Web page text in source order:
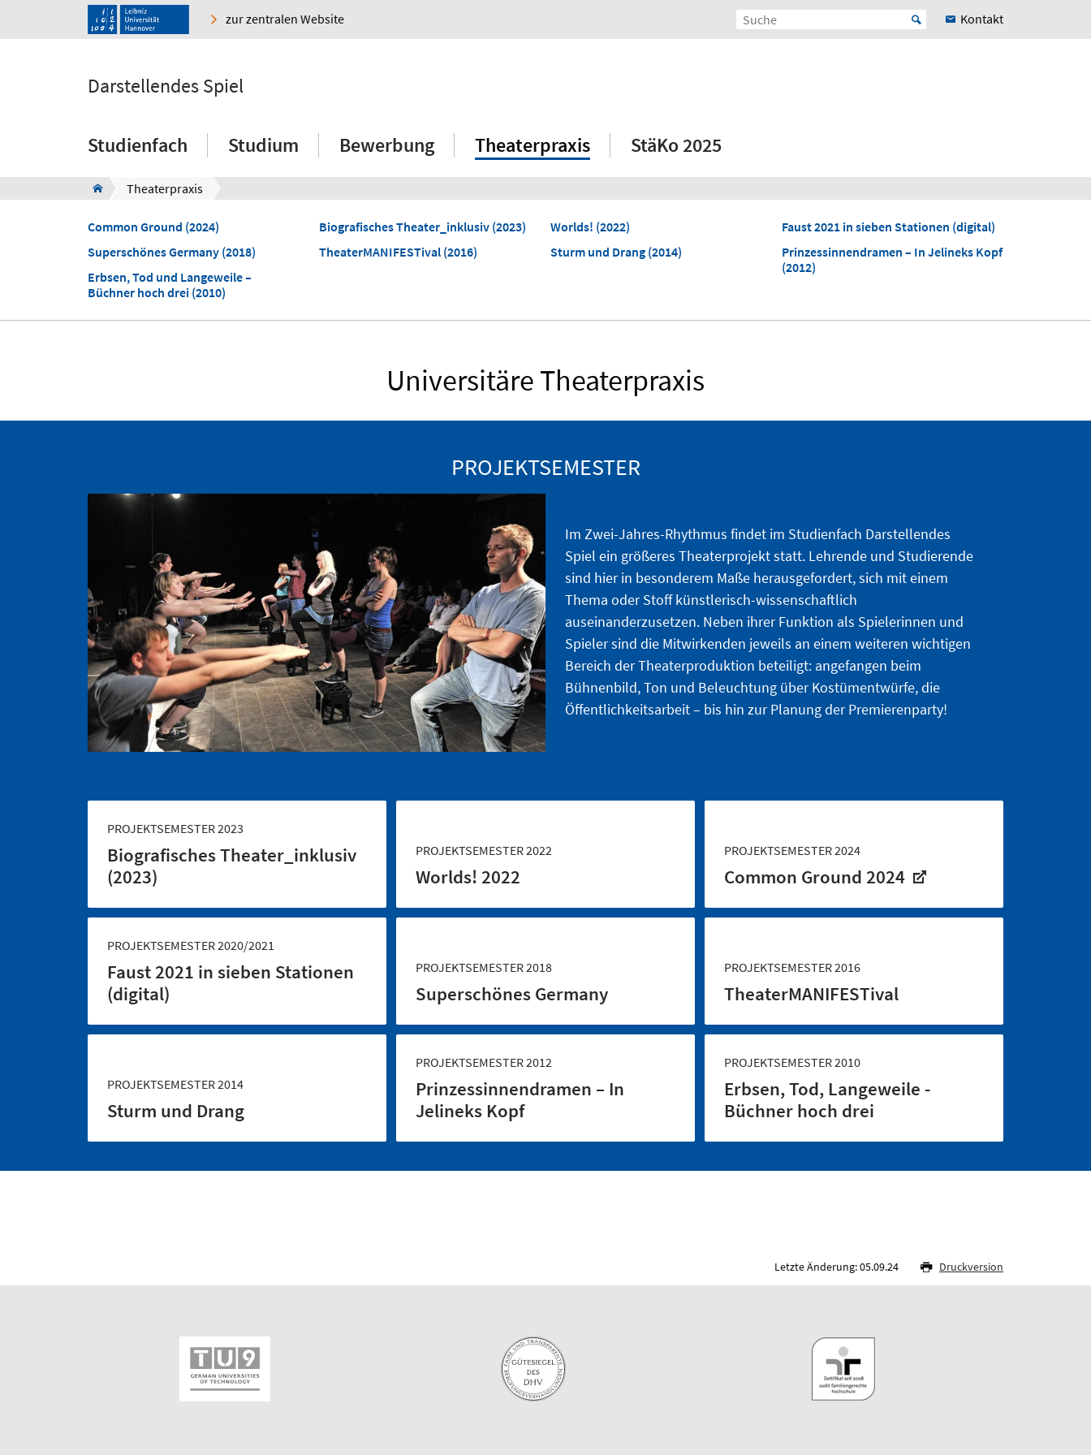
zur zentralen Website Kontakt
Darstellendes Spiel
Studienfach Studium Bewerbung Theaterpraxis StäKo 2025
Theaterpraxis
Common Ground (2024)
Superschönes Germany (2018)
Erbsen, Tod und Langeweile –
Büchner hoch drei (2010)
Biografisches Theater_inklusiv (2023)
TheaterMANIFESTival (2016)
Worlds! (2022)
Sturm und Drang (2014)
Faust 2021 in sieben Stationen (digital)
Prinzessinnendramen – In Jelineks Kopf
(2012)
Universitäre Theaterpraxis
PROJEKTSEMESTER
Im Zwei-Jahres-Rhythmus findet im Studienfach Darstellendes
Spiel ein größeres Theaterprojekt statt. Lehrende und Studierende
sind hier in besonderem Maße herausgefordert, sich mit einem
Thema oder Stoff künstlerisch-wissenschaftlich
auseinanderzusetzen. Neben ihrer Funktion als Spielerinnen und
Spieler sind die Mitwirkenden jeweils an einem weiteren wichtigen
Bereich der Theaterproduktion beteiligt: angefangen beim
Bühnenbild, Ton und Beleuchtung über Kostümentwürfe, die
Öffentlichkeitsarbeit – bis hin zur Planung der Premierenparty!
PROJEKTSEMESTER 2023
Biografisches Theater_inklusiv
(2023)
PROJEKTSEMESTER 2022
Worlds! 2022
PROJEKTSEMESTER 2024
Common Ground 2024
PROJEKTSEMESTER 2020/2021
Faust 2021 in sieben Stationen
(digital)
PROJEKTSEMESTER 2018
Superschönes Germany
PROJEKTSEMESTER 2016
TheaterMANIFESTival
PROJEKTSEMESTER 2014
Sturm und Drang
PROJEKTSEMESTER 2012
Prinzessinnendramen – In
Jelineks Kopf
PROJEKTSEMESTER 2010
Erbsen, Tod, Langeweile -
Büchner hoch drei
Letzte Änderung: 05.09.24 Druckversion